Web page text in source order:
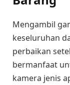
Mengambil
keseluruhan
perbaikan
bermanfaat
kamera jenis